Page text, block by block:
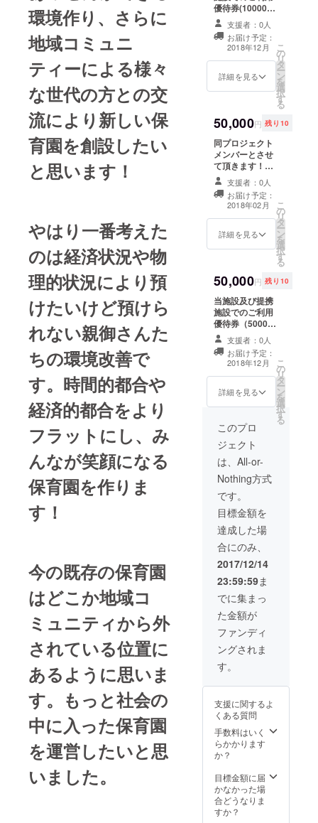
環境作り、さらに
地域コミュニ
ティーによる様々
な世代の方との交
流により新しい保
育園を創設したい
と思います！
やはり一番考えた
のは経済状況や物
理的状況により預
けたいけど預けら
れない親御さんた
ちの環境改善で
す。時間的都合や
経済的都合をより
フラットにし、み
んなが笑顔になる
保育園を作りま
す！
今の既存の保育園
はどこか地域コ
ミュニティから外
されている位置に
あるように思いま
す。もっと社会の
中に入った保育園
を運営したいと思
いました。
優待券(10000円
分） および保
育園での講義、
社会見学ツアー
同行チケット。
支援者：0人
お届け予定：
2018年12月
詳細を見る
こ
の
リ
タ
ー
ン
を
選
択
す
る
50,000円 残り10
同プロジェクト
メンバーとさせ
て頂きます！ぜ
ひ一緒に頑張り
ませんか？
支援者：0人
お届け予定：
2018年02月
詳細を見る
こ
の
リ
タ
ー
ン
を
選
択
す
る
50,000円 残り10
当施設及び提携
施設でのご利用
優待券（50000
円分） 保育園教
育の一環として
の講師。 社会科
見学ツアー同行
チケット。
支援者：0人
お届け予定：
2018年12月
詳細を見る
こ
の
リ
タ
ー
ン
を
選
択
す
る
このプロ
ジェクト
は、All-or-
Nothing方式
です。
目標金額を
達成した場
合にのみ、
2017/12/14
23:59:59ま
でに集まっ
た金額が
ファンディ
ングされま
す。
支援に関するよ
くある質問
手数料はいく
らかかります
か？
目標金額に届
かなかった場
合どうなりま
すか？